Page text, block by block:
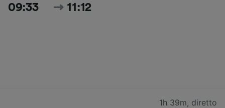
09:33 11:12
1h 39m, diretto